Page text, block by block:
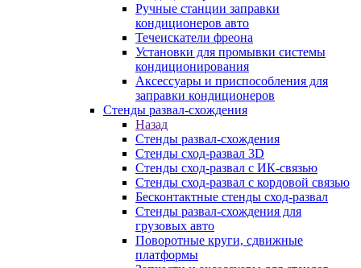
Ручные станции заправки
кондиционеров авто
Течеискатели фреона
Установки для промывки системы
кондиционирования
Аксессуары и приспособления для
заправки кондиционеров
Стенды развал-схождения
Назад
Стенды развал-схождения
Стенды сход-развал 3D
Стенды сход-развал с ИК-связью
Стенды сход-развал с кордовой связью
Бесконтактные стенды сход-развал
Стенды развал-схождения для
грузовых авто
Поворотные круги, сдвижные
платформы